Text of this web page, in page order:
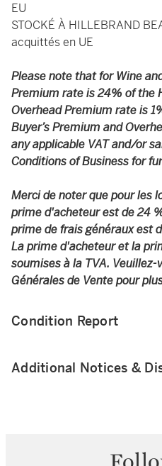
EU
STOCKÉ À HILLEBRAND
acquittés en UE
Please note that for Wine
Premium rate is 24% of the
Overhead Premium rate is
Buyer’s Premium and
any applicable VAT and/or
Conditions of Business for
Merci de noter que pour les
prime d'acheteur est de 24
prime de frais généraux est
La prime d'acheteur et la
soumises à la TVA.
Générales de Vente pour
Condition Report
Additional Notices &